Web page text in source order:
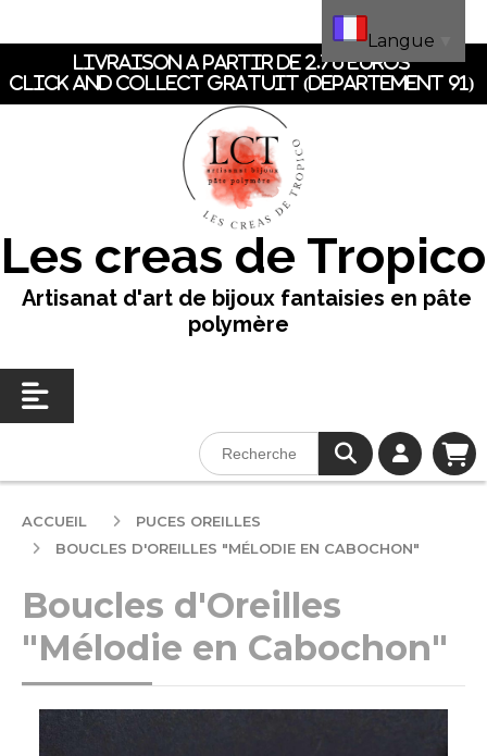
LIVRAISON A PARTIR DE 2.70 EUROS
CLICK AND COLLECT GRATUIT (dEpartement 91)
Les creas de Tropico
Artisanat d'art de bijoux fantaisies en pâte
polymère
ACCUEIL
PUCES OREILLES
BOUCLES D'OREILLES "MÉLODIE EN CABOCHON"
Boucles d'Oreilles
"Mélodie en Cabochon"
Langue